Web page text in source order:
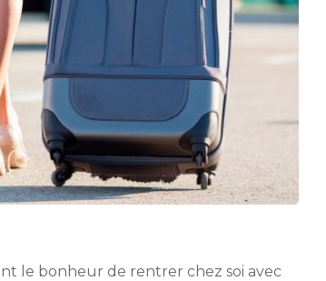
le bonheur de rentrer chez soi avec